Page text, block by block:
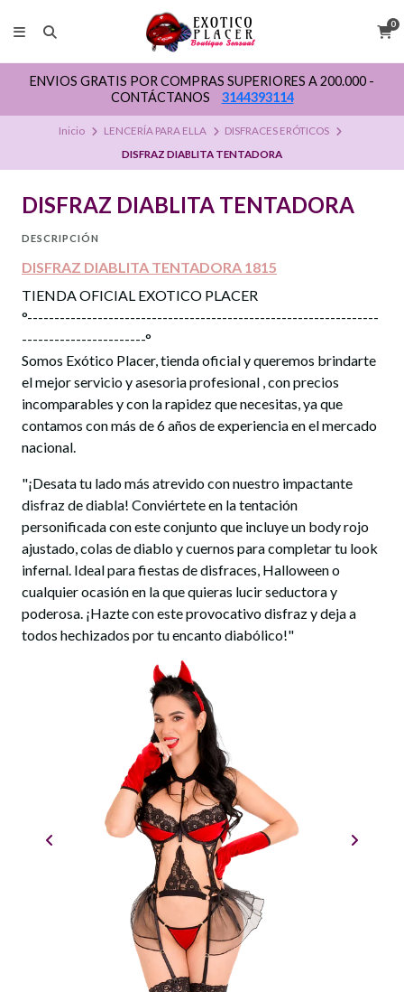
0
ENVIOS GRATIS POR COMPRAS SUPERIORES A 200.000 -
CONTÁCTANOS
3144393114
Inicio LENCERÍA PARA ELLA
DISFRACES ERÓTICOS
DISFRAZ DIABLITA TENTADORA
DISFRAZ DIABLITA TENTADORA
DESCRIPCIÓN
DISFRAZ DIABLITA TENTADORA 1815
TIENDA OFICIAL EXOTICO PLACER
°-----------------------------------------------------------------
-----------------------°
Somos Exótico Placer, tienda oficial y queremos brindarte
el mejor servicio y asesoria profesional , con precios
incomparables y con la rapidez que necesitas, ya que
contamos con más de 6 años de experiencia en el mercado
nacional.
"¡Desata tu lado más atrevido con nuestro impactante
disfraz de diabla! Conviértete en la tentación
personificada con este conjunto que incluye un body rojo
ajustado, colas de diablo y cuernos para completar tu look
infernal. Ideal para fiestas de disfraces, Halloween o
cualquier ocasión en la que quieras lucir seductora y
poderosa. ¡Hazte con este provocativo disfraz y deja a
todos hechizados por tu encanto diabólico!"